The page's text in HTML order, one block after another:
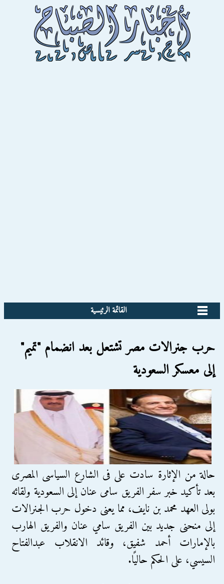
القائمة الرئيسية
حرب جنرالات مصر تشتعل بعد انضمام "تميم"
إلى معسكر السعودية
حالة من الإثارة سادت على فى الشارع السياسى المصرى
بعد تأكيد خبر سفر الفريق سامى عنان إلى السعودية ولقائه
بولى العهد محمد بن نايف، مما يعنى دخول حرب الجنرالات
إلى منحنى جديد بين الفريق سامي عنان والفريق الهارب
بالإمارات أحمد شفيق، وقائد الانقلاب عبدالفتاح
السيسي، على الحكم حاليًا.